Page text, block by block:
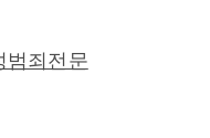
범죄전문